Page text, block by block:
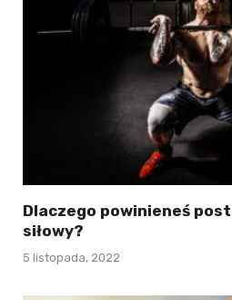
Dlaczego powinieneś
siłowy?
5 listopada, 2022